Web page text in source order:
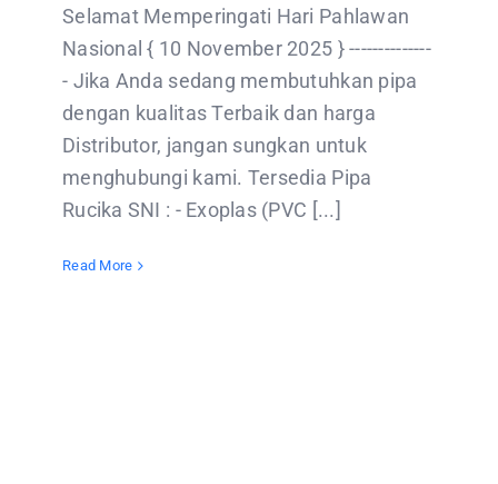
Selamat Memperingati Hari Pahlawan
Nasional { 10 November 2025 } --------------
- Jika Anda sedang membutuhkan pipa
dengan kualitas Terbaik dan harga
Distributor, jangan sungkan untuk
menghubungi kami. Tersedia Pipa
Rucika SNI : - Exoplas (PVC [...]
Read More